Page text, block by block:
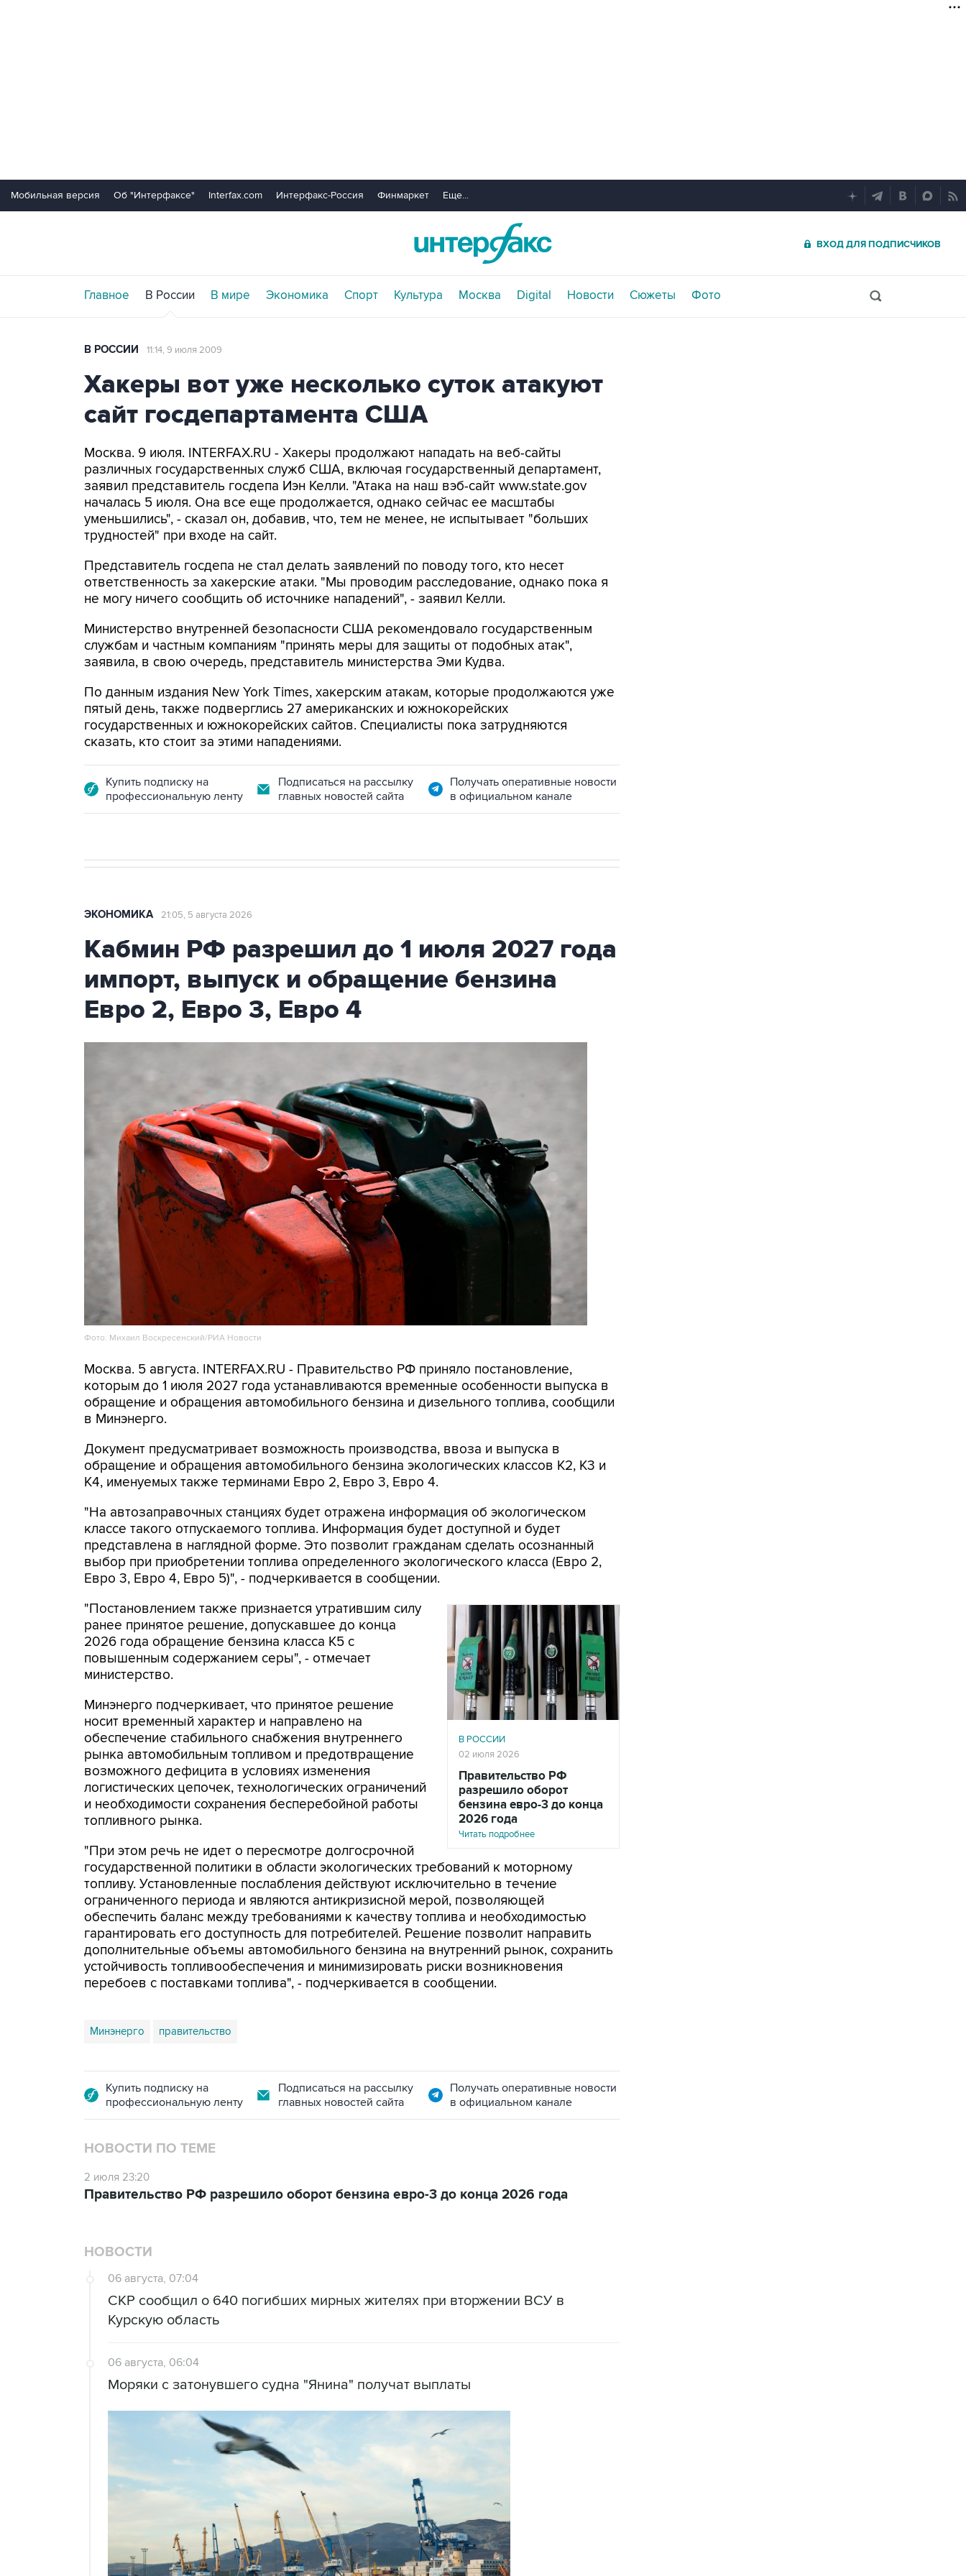
Мобильная версия Об "Интерфаксе" Interfax.com Интерфакс-Россия Финмаркет Еще...
ВХОД ДЛЯ ПОДПИСЧИКОВ
Главное В России В мире Экономика Спорт Культура Москва Digital Новости Сюжеты Фото
В РОССИИ 11:14, 9 июля 2009
Хакеры вот уже несколько суток атакуют
сайт госдепартамента США
Москва. 9 июля. INTERFAX.RU - Хакеры продолжают нападать на веб-сайты
различных государственных служб США, включая государственный департамент,
заявил представитель госдепа Иэн Келли. "Атака на наш вэб-сайт www.state.gov
началась 5 июля. Она все еще продолжается, однако сейчас ее масштабы
уменьшились", - сказал он, добавив, что, тем не менее, не испытывает "больших
трудностей" при входе на сайт.
Представитель госдепа не стал делать заявлений по поводу того, кто несет
ответственность за хакерские атаки. "Мы проводим расследование, однако пока я
не могу ничего сообщить об источнике нападений", - заявил Келли.
Министерство внутренней безопасности США рекомендовало государственным
службам и частным компаниям "принять меры для защиты от подобных атак",
заявила, в свою очередь, представитель министерства Эми Кудва.
По данным издания New York Times, хакерским атакам, которые продолжаются уже
пятый день, также подверглись 27 американских и южнокорейских
государственных и южнокорейских сайтов. Специалисты пока затрудняются
сказать, кто стоит за этими нападениями.
Купить подписку на
профессиональную ленту
Подписаться на рассылку
главных новостей сайта
Получать оперативные новости
в официальном канале
ЭКОНОМИКА 21:05, 5 августа 2026
Кабмин РФ разрешил до 1 июля 2027 года
импорт, выпуск и обращение бензина
Евро 2, Евро 3, Евро 4
Фото: Михаил Воскресенский/РИА Новости
Москва. 5 августа. INTERFAX.RU - Правительство РФ приняло постановление,
которым до 1 июля 2027 года устанавливаются временные особенности выпуска в
обращение и обращения автомобильного бензина и дизельного топлива, сообщили
в Минэнерго.
Документ предусматривает возможность производства, ввоза и выпуска в
обращение и обращения автомобильного бензина экологических классов К2, К3 и
К4, именуемых также терминами Евро 2, Евро 3, Евро 4.
"На автозаправочных станциях будет отражена информация об экологическом
классе такого отпускаемого топлива. Информация будет доступной и будет
представлена в наглядной форме. Это позволит гражданам сделать осознанный
выбор при приобретении топлива определенного экологического класса (Евро 2,
Евро 3, Евро 4, Евро 5)", - подчеркивается в сообщении.
В РОССИИ
02 июля 2026
Правительство РФ
разрешило оборот
бензина евро-3 до конца
2026 года
Читать подробнее
"Постановлением также признается утратившим силу
ранее принятое решение, допускавшее до конца
2026 года обращение бензина класса К5 с
повышенным содержанием серы", - отмечает
министерство.
Минэнерго подчеркивает, что принятое решение
носит временный характер и направлено на
обеспечение стабильного снабжения внутреннего
рынка автомобильным топливом и предотвращение
возможного дефицита в условиях изменения
логистических цепочек, технологических ограничений
и необходимости сохранения бесперебойной работы
топливного рынка.
"При этом речь не идет о пересмотре долгосрочной
государственной политики в области экологических требований к моторному
топливу. Установленные послабления действуют исключительно в течение
ограниченного периода и являются антикризисной мерой, позволяющей
обеспечить баланс между требованиями к качеству топлива и необходимостью
гарантировать его доступность для потребителей. Решение позволит направить
дополнительные объемы автомобильного бензина на внутренний рынок, сохранить
устойчивость топливообеспечения и минимизировать риски возникновения
перебоев с поставками топлива", - подчеркивается в сообщении.
Минэнерго правительство
Купить подписку на
профессиональную ленту
Подписаться на рассылку
главных новостей сайта
Получать оперативные новости
в официальном канале
НОВОСТИ ПО ТЕМЕ
2 июля 23:20
Правительство РФ разрешило оборот бензина евро-3 до конца 2026 года
НОВОСТИ
06 августа, 07:04
СКР сообщил о 640 погибших мирных жителях при вторжении ВСУ в
Курскую область
06 августа, 06:04
Моряки с затонувшего судна "Янина" получат выплаты